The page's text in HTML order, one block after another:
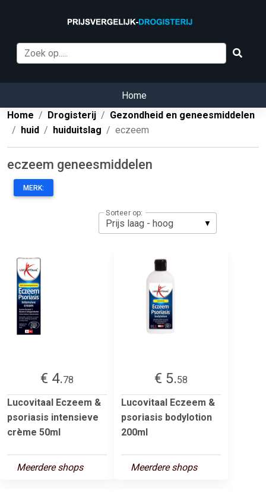
Home
Home
Drogisterij
Gezondheid en geneesmiddelen
huid
huiduitslag eczeem
eczeem geneesmiddelen
MERK:
Sorteer op:
€ 4.78
Lucovitaal Eczeem &
psoriasis intensieve
crème 50ml
Meerdere shops
€ 5.58
Lucovitaal Eczeem &
psoriasis bodylotion
200ml
Meerdere shops